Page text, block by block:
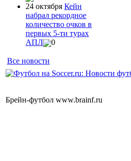
24 октября Кейн
набрал рекордное
количество очков в
первых 5-ти турах
АПЛ
0
Все новости
Брейн-футбол www.brainf.ru